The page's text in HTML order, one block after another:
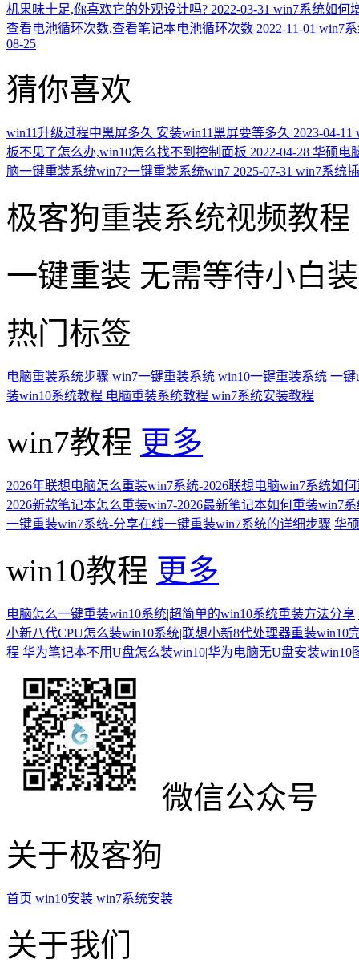
机果味十足,你喜欢它的外观设计吗? 2022-03-31 win7系统如何
查看电池循环次数,查看笔记本电池循环次数 2022-11-01 win7
08-25
猜你喜欢
win11升级过程中黑屏多久 安装win11黑屏要等多久 2023-04-11
板不见了怎么办,win10怎么找不到控制面板 2022-04-28 华硕电
脑一键重装系统win7?一键重装系统win7 2025-07-31 win7系统
极客狗重装系统视频教程
一键重装 无需等待小白
热门标签
电脑重装系统步骤 win7一键重装系统 win10一键重装系统 一键
装win10系统教程 电脑重装系统教程 win7系统安装教程
win7教程 更多
2026年联想电脑怎么重装win7系统-2026联想电脑win7系统如
2026新款笔记本怎么重装win7-2026最新笔记本如何重装win7
一键重装win7系统-分享在线一键重装win7系统的详细步骤 华
win10教程 更多
电脑怎么一键重装win10系统|超简单的win10系统重装方法分享
小新八代CPU怎么装win10系统|联想小新8代处理器重装win10
程 华为笔记本不用U盘怎么装win10|华为电脑无U盘安装win10
微信公众号
关于极客狗
首页 win10安装 win7系统安装
关于我们